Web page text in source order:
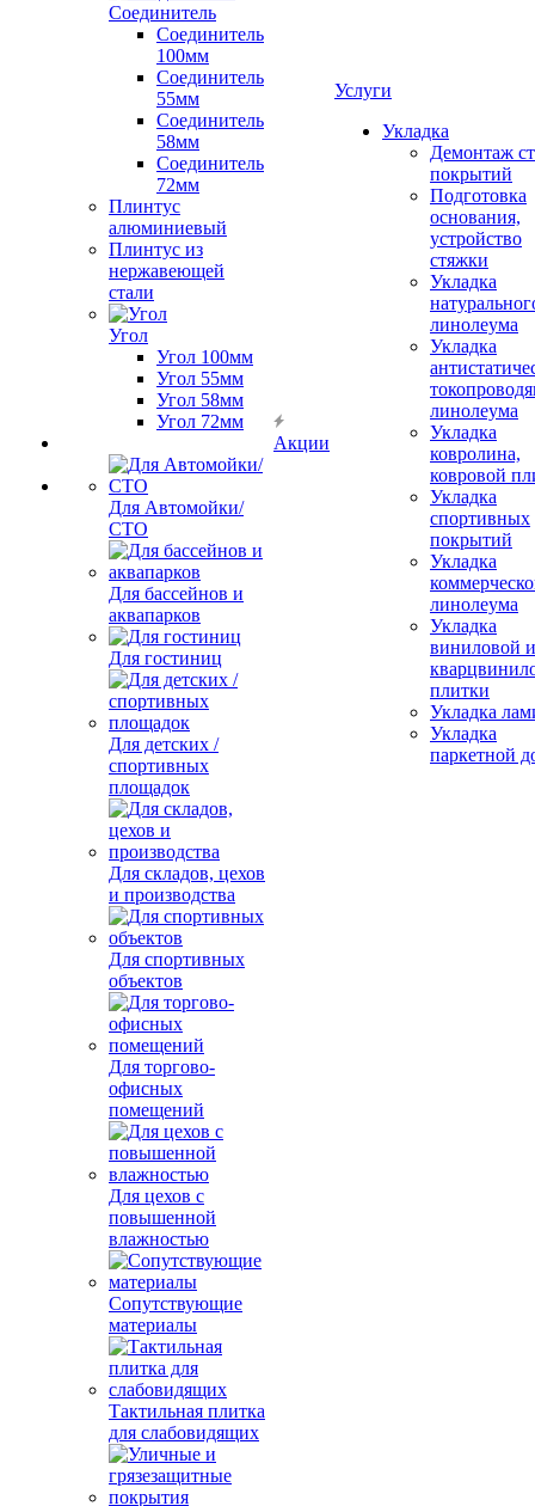
Соединитель
Соединитель
100мм
Соединитель
55мм
Соединитель
58мм
Соединитель
72мм
Плинтус
алюминиевый
Плинтус из
нержавеющей
стали
Угол
Угол 100мм
Угол 55мм
Угол 58мм
Угол 72мм
Для Автомойки/
СТО
Для бассейнов и
аквапарков
Для гостиниц
Для детских /
спортивных
площадок
Для складов, цехов
и производства
Для спортивных
объектов
Для торгово-
офисных
помещений
Для цехов с
повышенной
влажностью
Сопутствующие
материалы
Тактильная плитка
для слабовидящих
Акции
Услуги
Укладка
Демонтаж
покрытий
Подготовка
основания,
устройство
стяжки
Укладка
линолеума
Укладка
линолеума
Укладка
ковролина,
ковровой
Укладка
спортивных
покрытий
Укладка
линолеума
Укладка
виниловой и
плитки
Укладка
Укладка
паркетной